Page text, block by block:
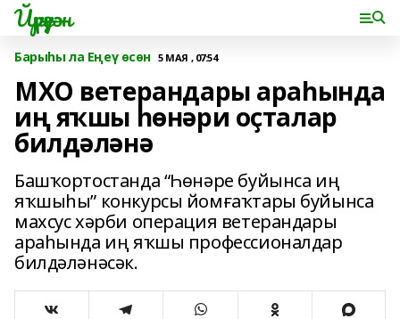
Йүрүҙән
Барыһы ла Еңеү өсөн 5 МАЯ , 07:54
МХО ветерандары араһында
иң яҡшы һөнәри оҫталар
билдәләнә
Башҡортостанда “Һөнәре буйынса иң
яҡшыһы” конкурсы йомғаҡтары буйынса
махсус хәрби операция ветерандары
араһында иң яҡшы профессионалдар
билдәләнәсәк.